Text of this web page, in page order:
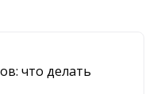
что делать